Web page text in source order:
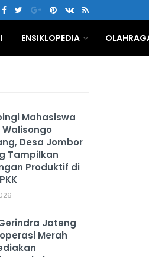
ENSIKLOPEDIA
Mahasiswa
Walisongo
Desa Jombor
Tampilkan
Produktif di
Jateng
Merah